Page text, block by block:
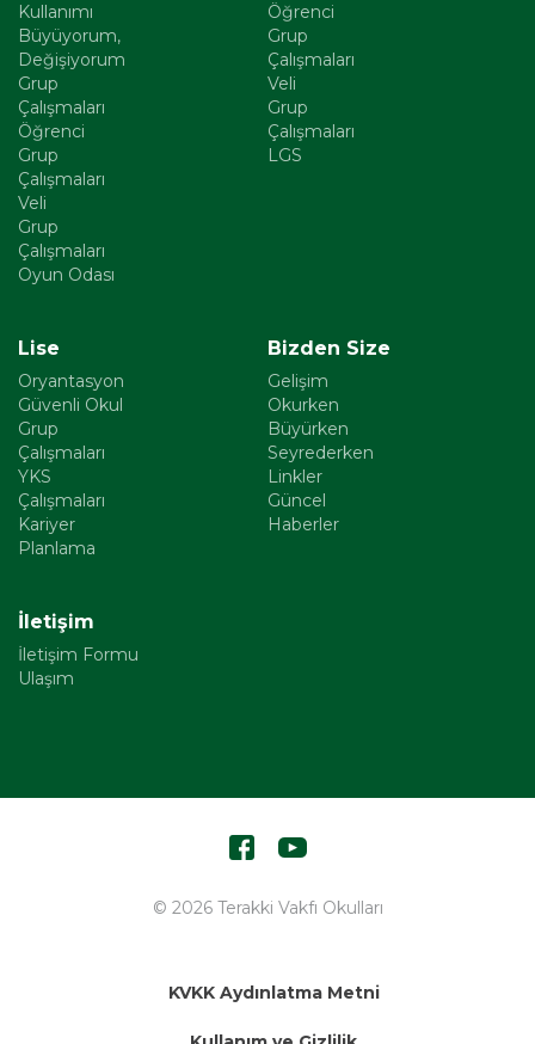
Kullanımı
Büyüyorum,
Değişiyorum
Grup
Çalışmaları
Öğrenci
Grup
Çalışmaları
Veli
Grup
Çalışmaları
Oyun Odası
Öğrenci
Grup
Çalışmaları
Veli
Grup
Çalışmaları
LGS
Lise
Oryantasyon
Güvenli Okul
Grup
Çalışmaları
YKS
Çalışmaları
Kariyer
Planlama
Bizden Size
Gelişim
Okurken
Büyürken
Seyrederken
Linkler
Güncel
Haberler
İletişim
İletişim Formu
Ulaşım
© 2026 Terakki Vakfı Okulları
KVKK Aydınlatma Metni